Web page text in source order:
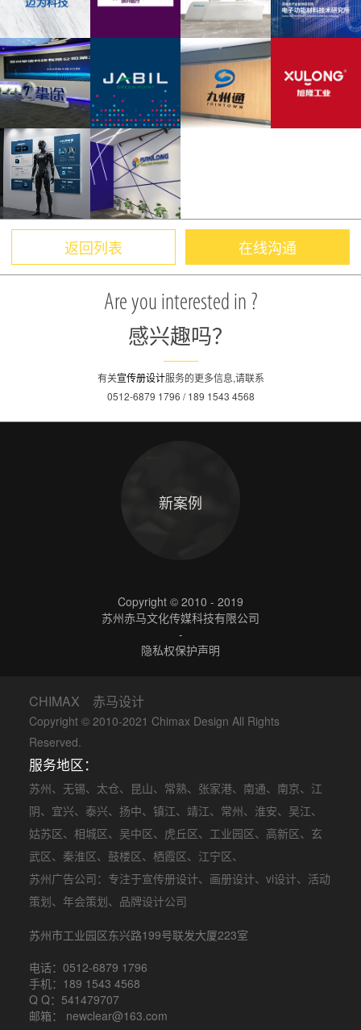
返回列表 在线沟通
Are you interested in ?
感兴趣吗？
有关宣传册设计服务的更多信息,请联系
0512-6879 1796 / 189 1543 4568
新案例
Copyright © 2010 - 2019
苏州赤马文化传媒科技有限公司
-
隐私权保护声明
CHIMAX 赤马设计
Copyright © 2010-2021 Chimax Design All Rights
Reserved.
服务地区：
苏州、 无锡、 太仓、 昆山、 常熟、 张家港、 南通、 南京、 江
阴、 宜兴、 泰兴、 扬中、 镇江、 靖江、 常州、 淮安、 吴江、
姑苏区、 相城区、 吴中区、 虎丘区、 工业园区、 高新区、 玄
武区、 秦淮区、 鼓楼区、 栖霞区、 江宁区、
苏州广告公司：专注于宣传册设计、 画册设计、 vi设计、 活动
策划、 年会策划、品牌设计公司
苏州市工业园区东兴路199号联发大厦223室
电话：0512-6879 1796
手机：189 1543 4568
Q Q：541479707
邮箱： newclear@163.com